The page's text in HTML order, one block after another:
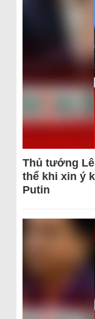
Thủ tướng
thể khi xin ý
Putin